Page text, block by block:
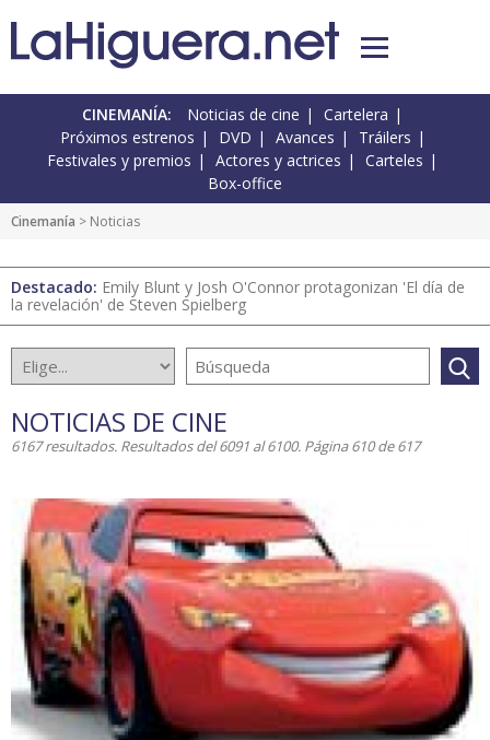
CINEMANÍA: Noticias de cine
Cartelera
Próximos estrenos
DVD Avances
Tráilers
Festivales y premios
Actores y actrices
Carteles
Box-office
Cinemanía > Noticias
Destacado: Emily Blunt y Josh O'Connor protagonizan 'El día de
la revelación' de Steven Spielberg
NOTICIAS DE CINE
6167 resultados. Resultados del 6091 al 6100. Página 610 de 617